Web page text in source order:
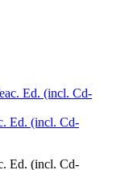
Ed. (incl. Cd-
Ed. (incl. Cd-